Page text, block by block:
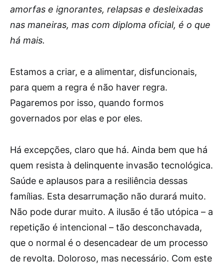
amorfas e ignorantes, relapsas e desleixadas
nas maneiras, mas com diploma oficial, é o que
há mais.
Estamos a criar, e a alimentar, disfuncionais,
para quem a regra é não haver regra.
Pagaremos por isso, quando formos
governados por elas e por eles.
Há excepções, claro que há. Ainda bem que há
quem resista à delinquente invasão tecnológica.
Saúde e aplausos para a resiliência dessas
famílias. Esta desarrumação não durará muito.
Não pode durar muito. A ilusão é tão utópica – a
repetição é intencional – tão desconchavada,
que o normal é o desencadear de um processo
de revolta. Doloroso, mas necessário. Com este